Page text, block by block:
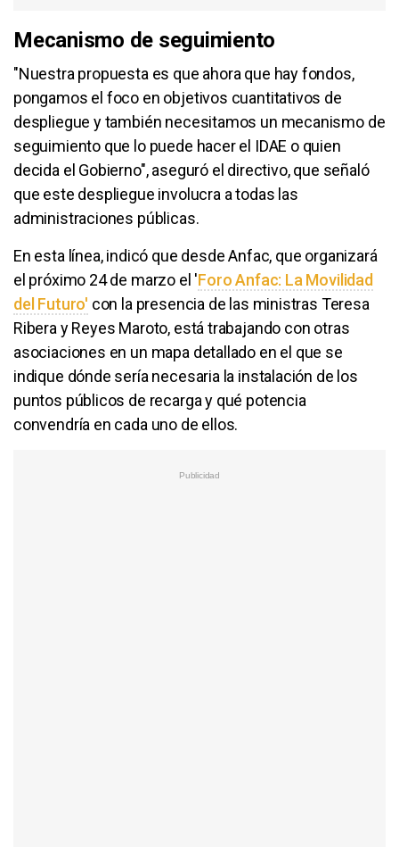
Mecanismo de seguimiento
"Nuestra propuesta es que ahora que hay fondos,
pongamos el foco en objetivos cuantitativos de
despliegue y también necesitamos un mecanismo de
seguimiento que lo puede hacer el IDAE o quien
decida el Gobierno", aseguró el directivo, que señaló
que este despliegue involucra a todas las
administraciones públicas.
En esta línea, indicó que desde Anfac, que organizará
el próximo 24 de marzo el 'Foro Anfac: La Movilidad
del Futuro' con la presencia de las ministras Teresa
Ribera y Reyes Maroto, está trabajando con otras
asociaciones en un mapa detallado en el que se
indique dónde sería necesaria la instalación de los
puntos públicos de recarga y qué potencia
convendría en cada uno de ellos.